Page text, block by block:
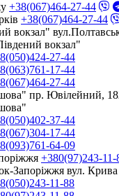
+38(067)464-27-44
+38(067)464-27-44
вокзал"
вокзал"
27-44
17-44
27-44
пр. Ювілейний,
37-44
17-44
64-09
+380(97)243-11-
Запоріжжя вул. Крива
11-88